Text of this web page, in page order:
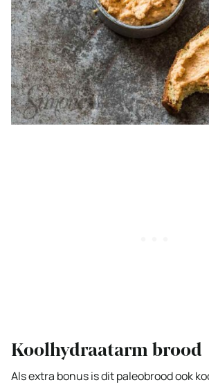
Koolhydraatarm brood
Als extra bonus is dit paleobrood ook